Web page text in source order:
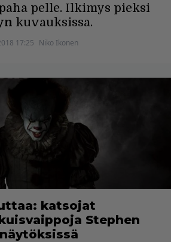
pelle. Ilkimys pieksi
kuvauksissa.
17:25 Niko Ikonen
katsojat
Stephen